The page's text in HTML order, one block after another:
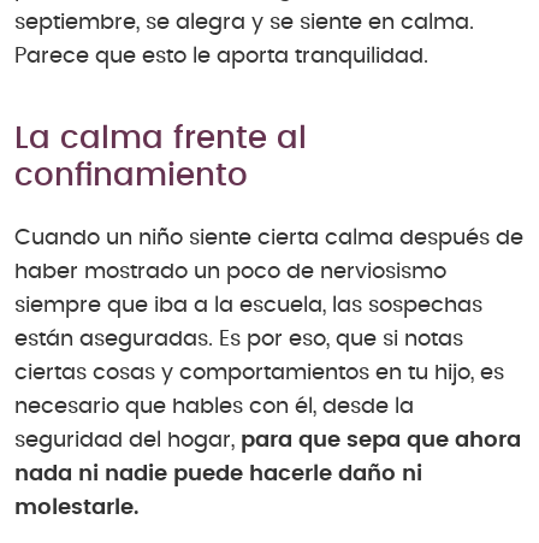
septiembre, se alegra y se siente en calma.
Parece que esto le aporta tranquilidad.
La calma frente al
confinamiento
Cuando un niño siente cierta calma después de
haber mostrado un poco de nerviosismo
siempre que iba a la escuela, las sospechas
están aseguradas. Es por eso, que si notas
ciertas cosas y comportamientos en tu hijo, es
necesario que hables con él, desde la
seguridad del hogar, para que sepa que ahora
nada ni nadie puede hacerle daño ni
molestarle.